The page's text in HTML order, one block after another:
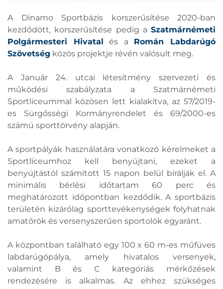
A Dinamo Sportbázis korszerűsítése 2020-ban
kezdődött, korszerűsítése pedig a Szatmárnémeti
Polgármesteri Hivatal és a Román Labdarúgó
Szövetség közös projektje révén valósult meg.
A Január 24. utcai létesítmény szervezeti és
működési szabályzata a Szatmárnémeti
Sportlíceummal közösen lett kialakítva, az 57/2019-
es Sürgősségi Kormányrendelet és 69/2000-es
számú sporttörvény alapján.
A sportpályák használatára vonatkozó kérelmeket a
Sportlíceumhoz kell benyújtani, ezeket a
benyújtástól számított 15 napon belül bírálják el. A
minimális bérlési időtartam 60 perc és
meghatározott időpontban kezdődik. A sportbázis
területén kizárólag sporttevékenységek folyhatnak
amatőrök és versenyszerűen sportolók egyaránt.
A központban található egy 100 x 60 m-es műfüves
labdarúgópálya, amely hivatalos versenyek,
valamint B és C kategóriás mérkőzések
rendezésére is alkalmas. Az ehhez szükséges